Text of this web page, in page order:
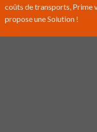
coûts de transports, Prime
propose une Solution !